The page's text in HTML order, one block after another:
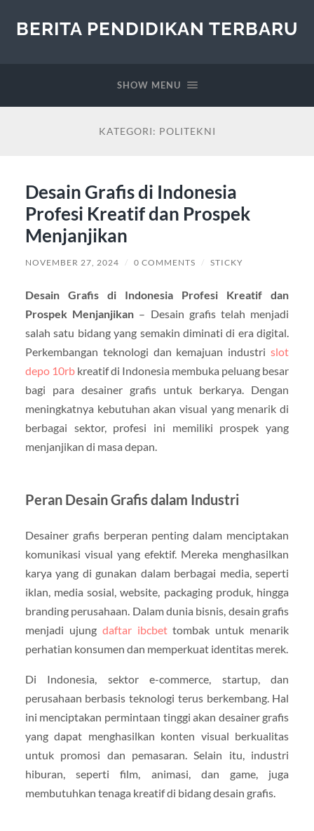
BERITA PENDIDIKAN TERBARU
SHOW MENU
KATEGORI: POLITEKNI
Desain Grafis di Indonesia
Profesi Kreatif dan Prospek
Menjanjikan
NOVEMBER 27, 2024 / 0 COMMENTS / STICKY
Desain Grafis di Indonesia Profesi Kreatif dan
Prospek Menjanjikan – Desain grafis telah menjadi
salah satu bidang yang semakin diminati di era digital.
Perkembangan teknologi dan kemajuan industrislot
depo 10rbkreatif di Indonesia membuka peluang besar
bagi para desainer grafis untuk berkarya. Dengan
meningkatnya kebutuhan akan visual yang menarik di
berbagai sektor, profesi ini memiliki prospek yang
menjanjikan di masa depan.
Peran Desain Grafis dalam Industri
Desainer grafis berperan penting dalam menciptakan
komunikasi visual yang efektif. Mereka menghasilkan
karya yang di gunakan dalam berbagai media, seperti
iklan, media sosial, website, packaging produk, hingga
branding perusahaan. Dalam dunia bisnis, desain grafis
menjadi ujung daftar ibcbettombak untuk menarik
perhatian konsumen dan memperkuat identitas merek.
Di Indonesia, sektor e-commerce, startup, dan
perusahaan berbasis teknologi terus berkembang. Hal
ini menciptakan permintaan tinggi akan desainer grafis
yang dapat menghasilkan konten visual berkualitas
untuk promosi dan pemasaran. Selain itu, industri
hiburan, seperti film, animasi, dan game, juga
membutuhkan tenaga kreatif di bidang desain grafis.